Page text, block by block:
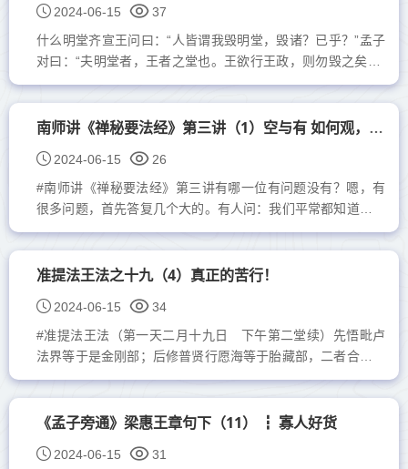
2024-06-15
37
什么明堂齐宣王问曰：“人皆谓我毁明堂，毁诸？已乎？”孟子
对曰：“夫明堂者，王者之堂也。王欲行王政，则勿毁之矣。”
王曰：“王政可得闻与？”对曰：“昔者文王之治岐也，耕者九
一；仕者世禄，关市...
南师讲《禅秘要法经》第三讲（1）空与有 如何观，如何定住？
2024-06-15
26
#南师讲《禅秘要法经》第三讲有哪一位有问题没有？嗯，有
很多问题，首先答复几个大的。有人问：我们平常都知道，佛
法修持，处处是空，要证到空，何以我们现在讲白骨观，反而
要用念...
准提法王法之十九（4）真正的苦行！
2024-06-15
34
#准提法王法（第一天二月十九日 下午第二堂续）先悟毗卢
法界等于是金刚部；后修普贤行愿海等于胎藏部，二者合一乃
「性命双修」。道家认为禅宗只修性不修命，没有真正在转...
《孟子旁通》梁惠王章句下（11） ┇ 寡人好货
2024-06-15
31